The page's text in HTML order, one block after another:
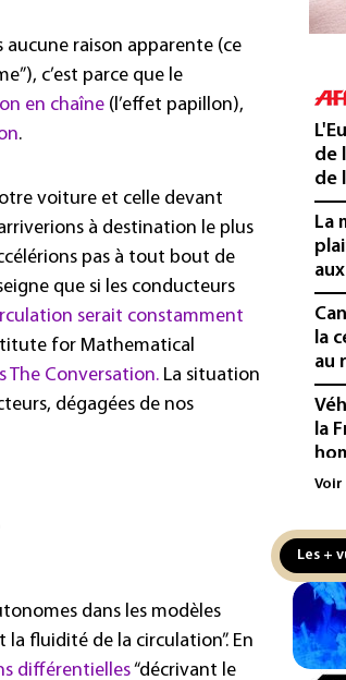
raison apparente (ce
c’est parce que le
en chaîne (l’effet papillon),
.
voiture et celle devant
à destination le plus
pas à tout bout de
que si les conducteurs
serait constamment
for Mathematical
The Conversation. La situation
dégagées de nos
dans les modèles
fluidité de la circulation”. En
différentielles“décrivant le
de
de
La
la
au
la
Le
La
Voir
Les +